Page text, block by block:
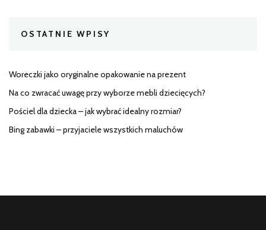
OSTATNIE WPISY
Woreczki jako oryginalne opakowanie na prezent
Na co zwracać uwagę przy wyborze mebli dziecięcych?
Pościel dla dziecka – jak wybrać idealny rozmiar?
Bing zabawki – przyjaciele wszystkich maluchów